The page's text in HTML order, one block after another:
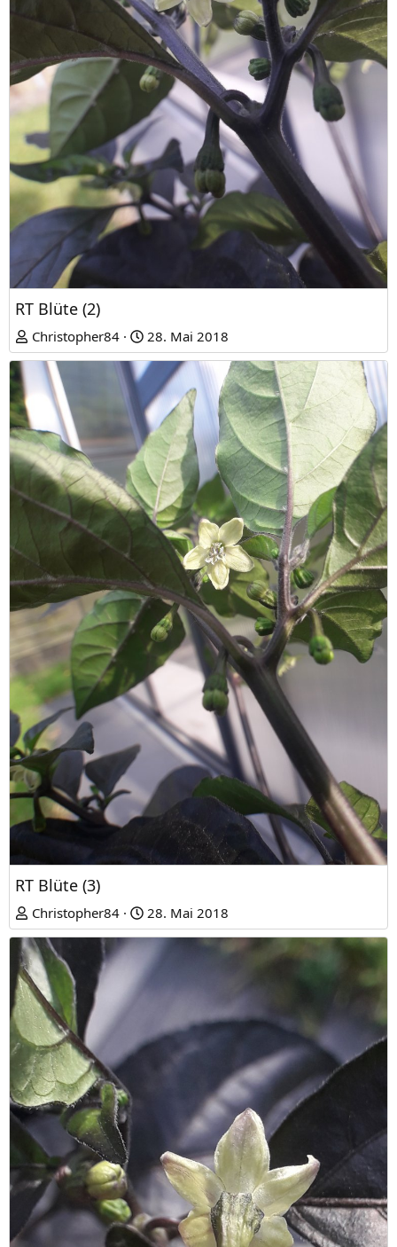
RT Blüte (2)
Christopher84 28. Mai 2018
RT Blüte (3)
Christopher84 28. Mai 2018